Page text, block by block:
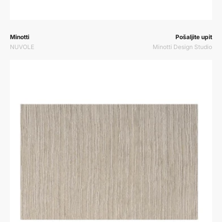
Prodavač:
Minotti
NUVOLE
Prodavač:Pošaljite upit
Minotti Design Studio